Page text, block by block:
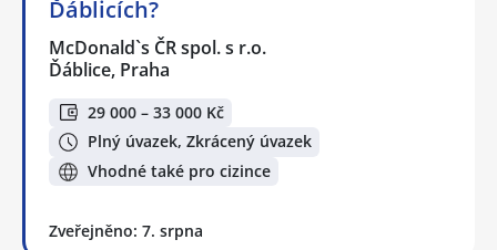
Ďáblicích?
McDonald`s ČR spol. s r.o.
Ďáblice, Praha
29 000 – 33 000 Kč
Plný úvazek, Zkrácený úvazek
Vhodné také pro cizince
Zveřejněno: 7. srpna